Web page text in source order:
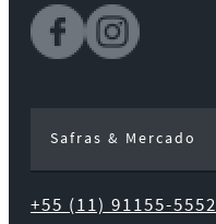
Safras & Mercado
+55 (11) 91155-5552